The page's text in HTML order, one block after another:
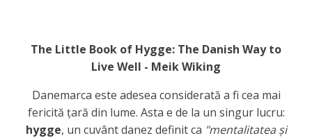
The Little Book of Hygge: The Danish Way to
Live Well - Meik Wiking
Danemarca este adesea considerată a fi cea mai
fericită țară din lume. Asta e de la un singur lucru:
hygge, un cuvânt danez definit ca "mentalitatea și